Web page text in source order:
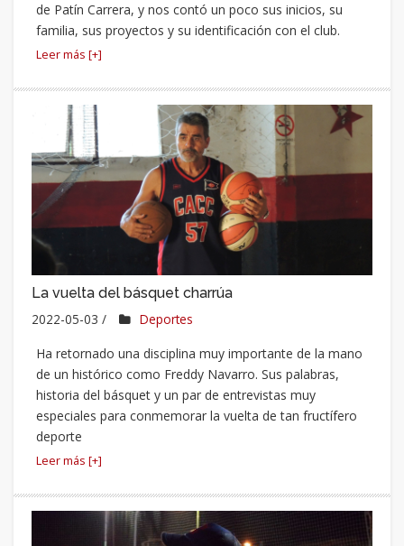
de Patín Carrera, y nos contó un poco sus inicios, su
familia, sus proyectos y su identificación con el club.
Leer más [+]
La vuelta del básquet charrúa
2022-05-03 /
Deportes
Ha retornado una disciplina muy importante de la mano
de un histórico como Freddy Navarro. Sus palabras,
historia del básquet y un par de entrevistas muy
especiales para conmemorar la vuelta de tan fructífero
deporte
Leer más [+]